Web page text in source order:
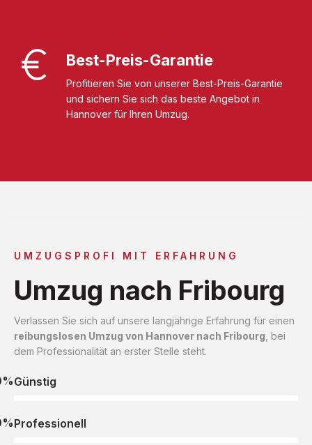
Best-Preis-Garantie
Profitieren Sie von unserer Best-Preis-Garantie
und sichern Sie sich das beste Angebot in
Hannover für Ihren Umzug.
UMZUGSPROFI MIT ERFAHRUNG
Umzug nach Fribourg
Verlassen Sie sich auf unsere langjährige Erfahrung für einen
reibungslosen Umzug von Hannover nach Fribourg , bei
dem Professionalität an erster Stelle steht.
Günstig
Professionell